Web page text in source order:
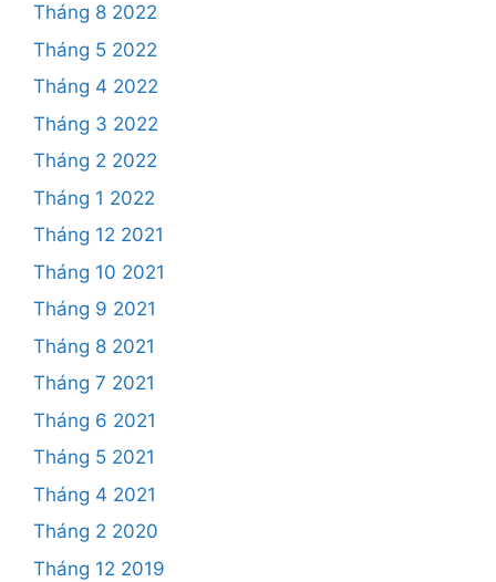
Tháng 8 2022
Tháng 5 2022
Tháng 4 2022
Tháng 3 2022
Tháng 2 2022
Tháng 1 2022
Tháng 12 2021
Tháng 10 2021
Tháng 9 2021
Tháng 8 2021
Tháng 7 2021
Tháng 6 2021
Tháng 5 2021
Tháng 4 2021
Tháng 2 2020
Tháng 12 2019